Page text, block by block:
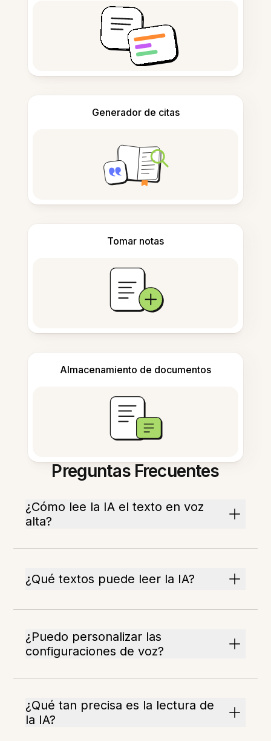
Generador de citas
Tomar notas
Almacenamiento de documentos
Preguntas Frecuentes
¿Cómo lee la IA el texto en voz
alta?
¿Qué textos puede leer la IA?
¿Puedo personalizar las
configuraciones de voz?
¿Qué tan precisa es la lectura de
la IA?